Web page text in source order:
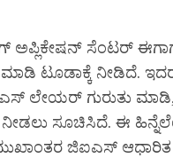
ಅಪ್ಲಿಕೇಷನ್ ಸೆಂಟರ್
ಟೂಡಾಕ್ಕೆ ನೀಡಿದೆ.
ಲೇಯರ್ ಗುರುತು
ಸೂಚಿಸಿದೆ. ಈ
ಜಿಐಎಸ್